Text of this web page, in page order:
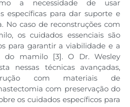
a necessidade de usar
específicas para dar suporte e
No caso de reconstruções com
os cuidados essenciais são
para garantir a viabilidade e a
do mamilo [3]. O Dr. Wesley
nessas técnicas avançadas,
com materiais de
com preservação do
os cuidados específicos para